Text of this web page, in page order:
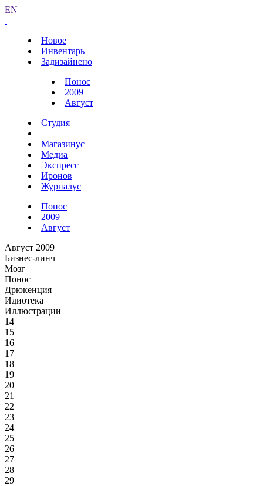
EN
Новое
Инвентарь
Задизайнено
Понос
2009
Август
Студия
Магазинус
Медиа
Экспресс
Иронов
Журналус
Понос
2009
Август
Август 2009
Бизнес-линч
Мозг
Понос
Дрюкенция
Идиотека
Иллюстрации
14
15
16
17
18
19
20
21
22
23
24
25
26
27
28
29